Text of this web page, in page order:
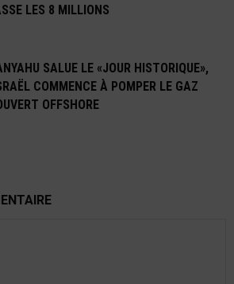
LES 8 MILLIONS
SALUE LE «JOUR HISTORIQUE»,
COMMENCE À POMPER LE GAZ
OFFSHORE